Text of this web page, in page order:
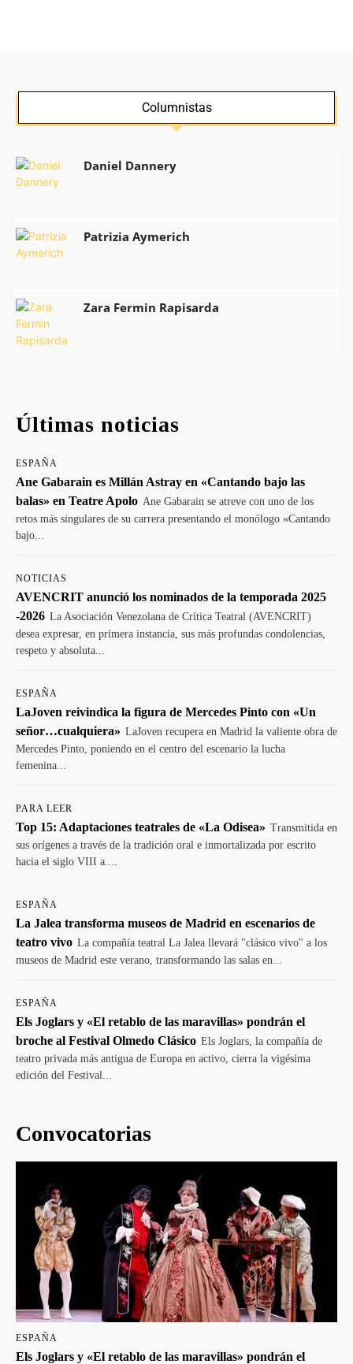
Columnistas
Daniel Dannery
Patrizia Aymerich
Zara Fermin Rapisarda
Últimas noticias
ESPAÑA
Ane Gabarain es Millán Astray en «Cantando bajo las
balas» en Teatre Apolo Ane Gabarain se atreve con uno de los
retos más singulares de su carrera presentando el monólogo «Cantando
bajo...
NOTICIAS
AVENCRIT anunció los nominados de la temporada 2025
-2026 La Asociación Venezolana de Crítica Teatral (AVENCRIT)
desea expresar, en primera instancia, sus más profundas condolencias,
respeto y absoluta...
ESPAÑA
LaJoven reivindica la figura de Mercedes Pinto con «Un
señor…cualquiera» LaJoven recupera en Madrid la valiente obra de
Mercedes Pinto, poniendo en el centro del escenario la lucha
femenina...
PARA LEER
Top 15: Adaptaciones teatrales de «La Odisea» Transmitida en
sus orígenes a través de la tradición oral e inmortalizada por escrito
hacia el siglo VIII a....
ESPAÑA
La Jalea transforma museos de Madrid en escenarios de
teatro vivo La compañía teatral La Jalea llevará "clásico vivo" a los
museos de Madrid este verano, transformando las salas en...
ESPAÑA
Els Joglars y «El retablo de las maravillas» pondrán el
broche al Festival Olmedo Clásico Els Joglars, la compañía de
teatro privada más antigua de Europa en activo, cierra la vigésima
edición del Festival...
Convocatorias
ESPAÑA
Els Joglars y «El retablo de las maravillas» pondrán el